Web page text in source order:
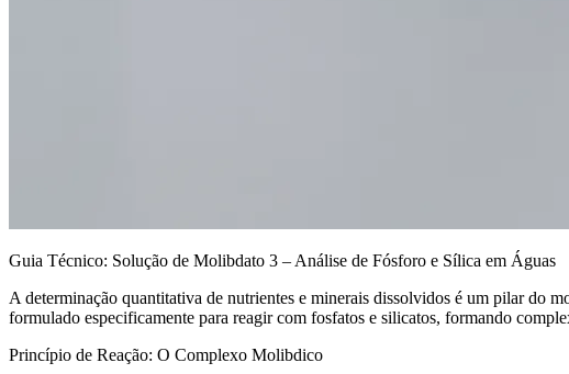
Guia Técnico: Solução de Molibdato 3 – Análise de Fósforo e Sílica em Águas
A determinação quantitativa de nutrientes e minerais dissolvidos é um pilar do
formulado especificamente para reagir com fosfatos e silicatos, formando
Princípio de Reação: O Complexo Molibdico